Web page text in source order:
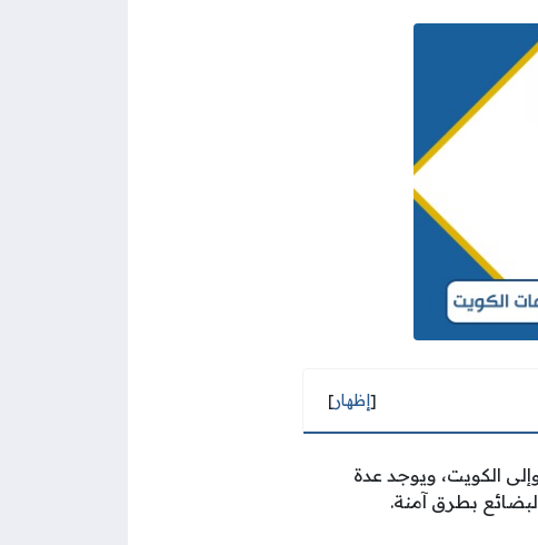
[إظهار]
الكويت، ويوجد عدة
بطرق آمنة.